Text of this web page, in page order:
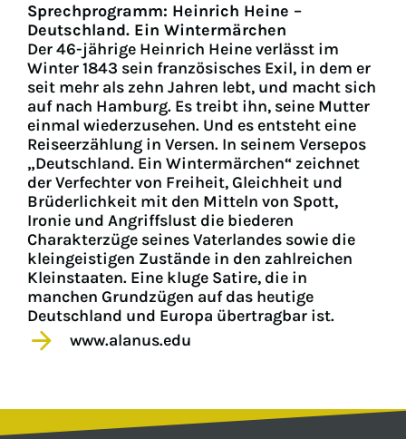
Sprechprogramm: Heinrich Heine –
Deutschland. Ein Wintermärchen
Der 46-jährige Heinrich Heine verlässt im
Winter 1843 sein französisches Exil, in dem er
seit mehr als zehn Jahren lebt, und macht sich
auf nach Hamburg. Es treibt ihn, seine Mutter
einmal wiederzusehen. Und es entsteht eine
Reiseerzählung in Versen. In seinem Versepos
„Deutschland. Ein Wintermärchen“ zeichnet
der Verfechter von Freiheit, Gleichheit und
Brüderlichkeit mit den Mitteln von Spott,
Ironie und Angriffslust die biederen
Charakterzüge seines Vaterlandes sowie die
kleingeistigen Zustände in den zahlreichen
Kleinstaaten. Eine kluge Satire, die in
manchen Grundzügen auf das heutige
Deutschland und Europa übertragbar ist.
www.alanus.edu